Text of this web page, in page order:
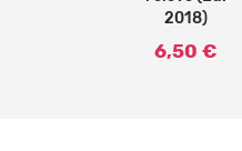
2018)
6,50 €